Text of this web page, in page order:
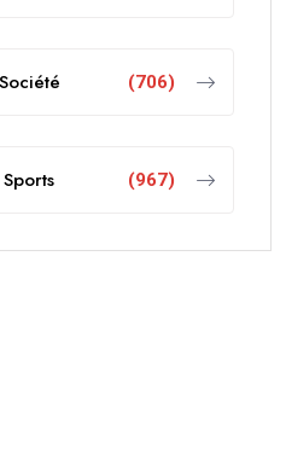
Société (706)
Sports (967)